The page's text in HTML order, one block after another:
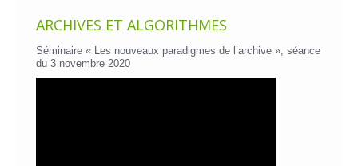
ARCHIVES ET ALGORITHMES
Séminaire « Les nouveaux paradigmes de l’archive », séance
du 3 novembre 2020